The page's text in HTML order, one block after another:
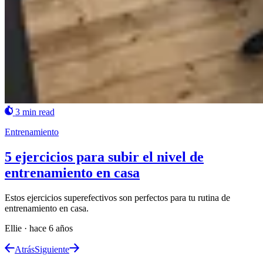
3 min read
Entrenamiento
5 ejercicios para subir el nivel de
entrenamiento en casa
Estos ejercicios superefectivos son perfectos para tu rutina de
entrenamiento en casa.
Ellie · hace 6 años
AtrásSiguiente